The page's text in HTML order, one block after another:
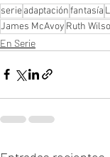
serieadaptaciónfantasía
James McAvoy Ruth
En Serie